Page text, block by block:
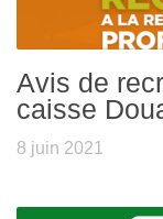
Avis de
caisse
8 juin 2021